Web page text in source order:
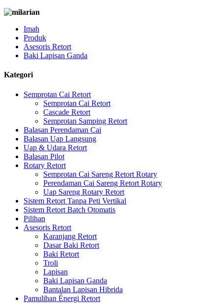
Imah
Produk
Asesoris Retort
Baki Lapisan Ganda
Kategori
Semprotan Cai Retort
Semprotan Cai Retort
Cascade Retort
Semprotan Samping Retort
Balasan Perendaman Cai
Balasan Uap Langsung
Uap & Udara Retort
Balasan Pilot
Rotary Retort
Semprotan Cai Sareng Retort Rotary
Perendaman Cai Sareng Retort Rotary
Uap Sareng Rotary Retort
Sistem Retort Tanpa Peti Vertikal
Sistem Retort Batch Otomatis
Pilihan
Asesoris Retort
Karanjang Retort
Dasar Baki Retort
Baki Retort
Troli
Lapisan
Baki Lapisan Ganda
Bantalan Lapisan Hibrida
Pamulihan Énergi Retort